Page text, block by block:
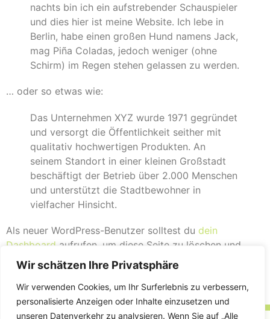
Wir schätzen Ihre Privatsphäre
Wir verwenden Cookies, um Ihr Surferlebnis zu verbessern,
personalisierte Anzeigen oder Inhalte einzusetzen und
unseren Datenverkehr zu analysieren. Wenn Sie auf „Alle
nachts bin ich ein aufstrebender Schauspieler
und dies hier ist meine Website. Ich lebe in
Berlin, habe einen großen Hund namens Jack,
mag Piña Coladas, jedoch weniger (ohne
Schirm) im Regen stehen gelassen zu werden.
… oder so etwas wie:
Das Unternehmen XYZ wurde 1971 gegründet
und versorgt die Öffentlichkeit seither mit
qualitativ hochwertigen Produkten. An
seinem Standort in einer kleinen Großstadt
beschäftigt der Betrieb über 2.000 Menschen
und unterstützt die Stadtbewohner in
vielfacher Hinsicht.
Als neuer WordPress-Benutzer solltest du dein
Dashboard aufrufen, um diese Seite zu löschen und
neue Seiten und Beiträge für deine Website erstellen.
Viel Spaß!